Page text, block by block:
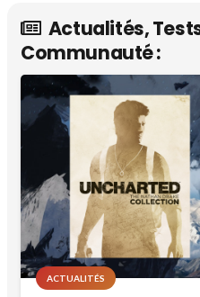
Actualités,
Communauté :
ACTUALITÉS